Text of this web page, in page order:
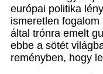
európai politika
ismeretlen
által trónra emelt
ebbe a sötét
reményben, hogy